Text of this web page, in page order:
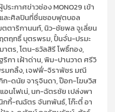
ะกาศข่าวช่อง MONO29 เข้า
ละศิลปินที่ชื่นชอบฟุตบอล
ตาริกานนท์, นิว-ชัยพล จูเลี่ยน
ฤทธิ์ บุตรพรม, ปั้นจั่น-ปรมะ
ตร, โตน-ธวัลสิรี โพธิ์ทอง,
กา เฝ้าด่าน, พิม-ปานวาด ศรีวิ
กลิ้ง, เจฟฟี่-จิราพัชร มณี
-ดนัย จารุจินดา, ป๊อก-โฆษวิส
นโฟเน่, นก-ฉัตรชัย เปล่งพา
กี้-ณฉัตร จันทพันธ์, โก๊ะตี๋ อา